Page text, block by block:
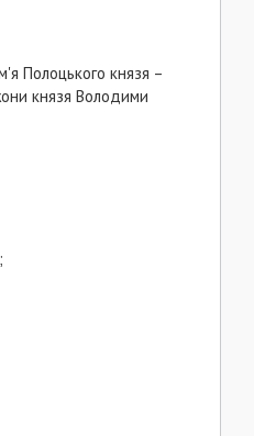
Полоцького князя –
князя Володими